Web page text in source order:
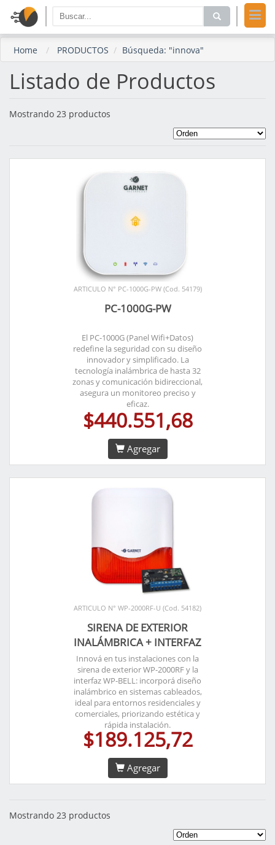
Home PRODUCTOS Búsqueda: "innova"
Listado de Productos
Mostrando 23 productos
ARTICULO N° PC-1000G-PW (Cod. 54179)
PC-1000G-PW
El PC-1000G (Panel Wifi+Datos)
redefine la seguridad con su diseño
innovador y simplificado. La
tecnología inalámbrica de hasta 32
zonas y comunicación bidireccional,
asegura un monitoreo preciso y
eficaz.
$440.551,68
Agregar
ARTICULO N° WP-2000RF-U (Cod. 54182)
SIRENA DE EXTERIOR
INALÁMBRICA + INTERFAZ
Innová en tus instalaciones con la
sirena de exterior WP-2000RF y la
interfaz WP-BELL: incorporá diseño
inalámbrico en sistemas cableados,
ideal para entornos residenciales y
comerciales, priorizando estética y
rápida instalación.
$189.125,72
Agregar
Mostrando 23 productos